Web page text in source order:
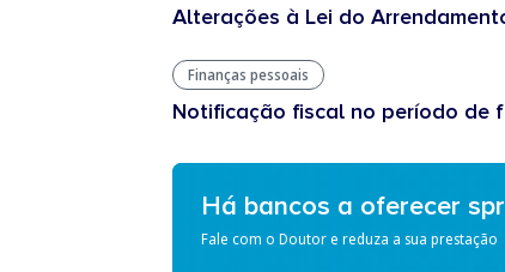
Alterações à Lei do
Finanças pessoais
Notificação fiscal no período de
Há bancos a oferecer
Fale com o Doutor e reduza a sua prestação